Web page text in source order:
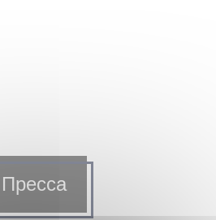
Пресса